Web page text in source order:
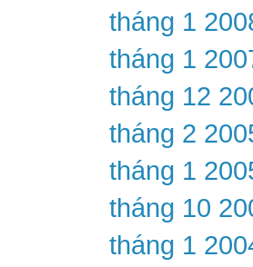
tháng 1
tháng 1
tháng 12
tháng 2
tháng 1
tháng 10
tháng 1